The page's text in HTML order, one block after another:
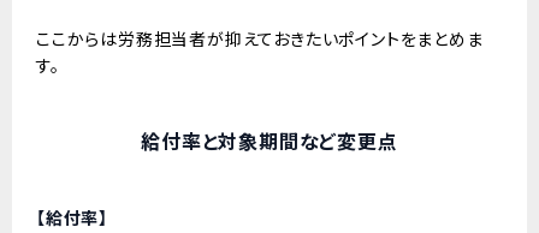
ここからは労務担当者が抑えておきたいポイントをまとめま
す。
給付率と対象期間など変更点
【給付率】